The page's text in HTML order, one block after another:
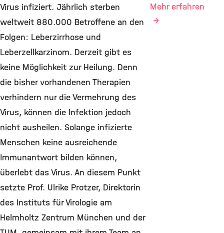
Virus infiziert. Jährlich sterben
weltweit 880.000 Betroffene an den
Folgen: Leberzirrhose und
Leberzellkarzinom. Derzeit gibt es
keine Möglichkeit zur Heilung. Denn
die bisher vorhandenen Therapien
verhindern nur die Vermehrung des
Virus, können die Infektion jedoch
nicht ausheilen. Solange infizierte
Menschen keine ausreichende
Immunantwort bilden können,
überlebt das Virus. An diesem Punkt
setzte Prof. Ulrike Protzer, Direktorin
des Instituts für Virologie am
Helmholtz Zentrum München und der
Mehr erfahren